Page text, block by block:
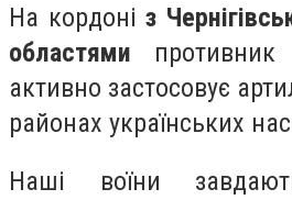
На кордоніз
областями противник
активно застосовує
районах українських
Наші воїни